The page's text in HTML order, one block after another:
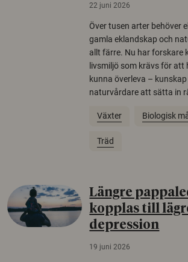
22 juni 2026
Över tusen arter behöver
gamla eklandskap och
allt färre. Nu har forskare
livsmiljö som krävs för att
kunna överleva –
naturvårdare att sätta in
Växter Biologisk
Träd
Längre
kopplas till
depression
19 juni 2026